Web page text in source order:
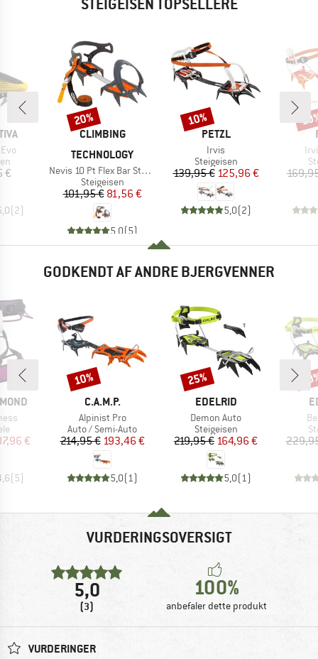
€
(2)
MÆRKE
CLIMBING
TECHNOLOGY
Artikel
Nevis 10 Pt Flex Bar Stainless Steel
Produktgruppe
Steigeisen
Pris
101,95 €Nedsat pris
81,56 €
5,0(5)
Rabat
20%
MÆRKE
PETZL
Artikel
Irvis
Produktgruppe
Steigeisen
Pris
139,95 €Nedsat pris
125,96 €
5,0(2)
Rabat
10%
GODKENDT AF ANDRE BJERGVENNER
pris
€
(5)
MÆRKE
C.A.M.P.
Artikel
Alpinist Pro
Produktgruppe
Auto / Semi-Auto
Pris
214,95 € Nedsat pris
193,46 €
5,0(1)
Rabat
10%
MÆRKE
EDELRID
Artikel
Demon Auto
Produktgruppe
Steigeisen
Pris
219,95 € Nedsat pris
164,96 €
5,0(1)
Rabat
25%
VURDERINGSOVERSIGT
5,0
(3)
100%
anbefaler dette produkt
VURDERINGER